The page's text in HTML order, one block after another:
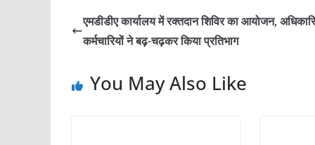
एमडीडीए कार्यालय में रक्तदान शिविर का आयोजन,
कर्मचारियों ने बढ़-चढ़कर किया प्रतिभाग
You May Also Like